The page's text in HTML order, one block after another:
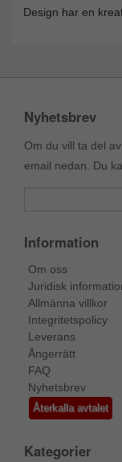
Design har en
Nyhetsbrev
Om du vill ta del
email nedan. Du
Information
Om oss
Juridisk
Allmänna villkor
Integritetspolicy
Leverans
Ångerrätt
FAQ
Nyhetsbrev
Återkalla avtalet
Kategorier